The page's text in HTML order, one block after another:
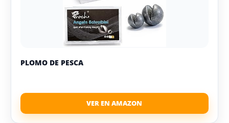
PLOMO DE PESCA